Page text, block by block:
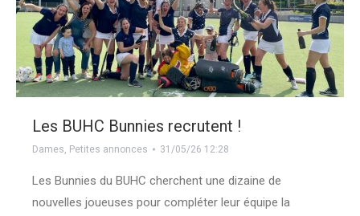
Les BUHC Bunnies recrutent !
Dames, Petites annonces 31/05/26 12:28
Les Bunnies du BUHC cherchent une dizaine de
nouvelles joueuses pour compléter leur équipe la